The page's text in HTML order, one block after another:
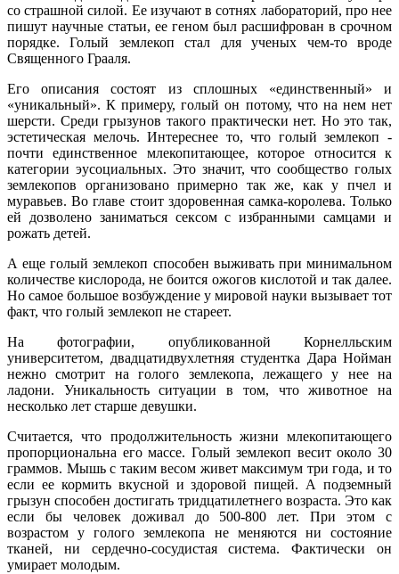
со страшной силой. Ее изучают в сотнях лабораторий, про нее
пишут научные статьи, ее геном был расшифрован в срочном
порядке. Голый землекоп стал для ученых чем-то вроде
Священного Грааля.
Его описания состоят из сплошных «единственный» и
«уникальный». К примеру, голый он потому, что на нем нет
шерсти. Среди грызунов такого практически нет. Но это так,
эстетическая мелочь. Интереснее то, что голый землекоп -
почти единственное млекопитающее, которое относится к
категории эусоциальных. Это значит, что сообщество голых
землекопов организовано примерно так же, как у пчел и
муравьев. Во главе стоит здоровенная самка-королева. Только
ей дозволено заниматься сексом с избранными самцами и
рожать детей.
А еще голый землекоп способен выживать при минимальном
количестве кислорода, не боится ожогов кислотой и так далее.
Но самое большое возбуждение у мировой науки вызывает тот
факт, что голый землекоп не стареет.
На фотографии, опубликованной Корнелльским
университетом, двадцатидвухлетняя студентка Дара Нойман
нежно смотрит на голого землекопа, лежащего у нее на
ладони. Уникальность ситуации в том, что животное на
несколько лет старше девушки.
Считается, что продолжительность жизни млекопитающего
пропорциональна его массе. Голый землекоп весит около 30
граммов. Мышь с таким весом живет максимум три года, и то
если ее кормить вкусной и здоровой пищей. А подземный
грызун способен достигать тридцатилетнего возраста. Это как
если бы человек доживал до 500-800 лет. При этом с
возрастом у голого землекопа не меняются ни состояние
тканей, ни сердечно-сосудистая система. Фактически он
умирает молодым.